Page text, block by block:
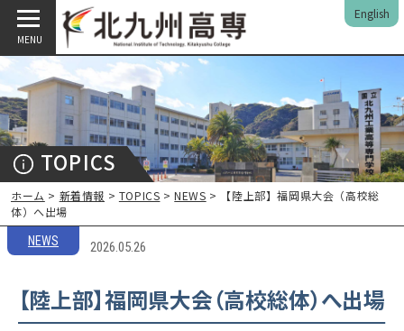
MENU
English
TOPICS
ホーム > 新着情報 > TOPICS >NEWS > 【陸上部】福岡県大会（高校総
体）へ出場
NEWS 2026.05.26
【陸上部】福岡県大会（高校総体）へ出場